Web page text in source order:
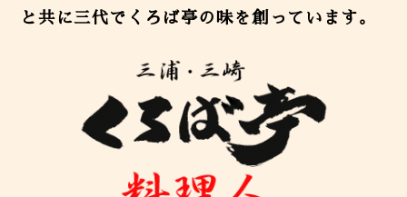
と共に三代でくろば亭の味を創っています。